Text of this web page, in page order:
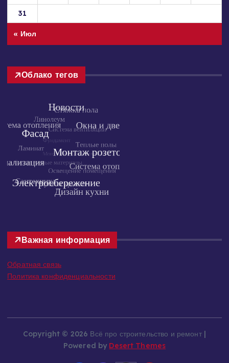
31
« Июл
Облако тегов
Важная информация
Обратная связь
Политика конфиденциальности
Copyright © 2026 Всё про строительство и ремонт |
Powered by Desert Themes